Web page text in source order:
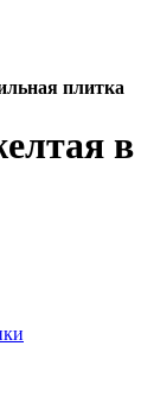
плитка
в